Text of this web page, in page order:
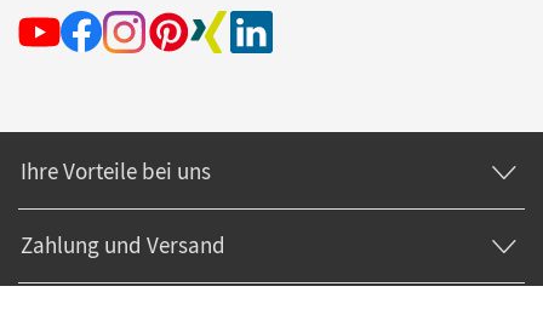
Ihre Vorteile bei uns
Zahlung und Versand